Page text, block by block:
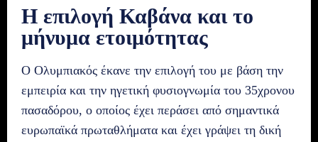
Η επιλογή Καβάνα και το
μήνυμα ετοιμότητας
Ο Ολυμπιακός έκανε την επιλογή του με βάση την
εμπειρία και την ηγετική φυσιογνωμία του 35χρονου
πασαδόρου, ο οποίος έχει περάσει από σημαντικά
ευρωπαϊκά πρωταθλήματα και έχει γράψει τη δική